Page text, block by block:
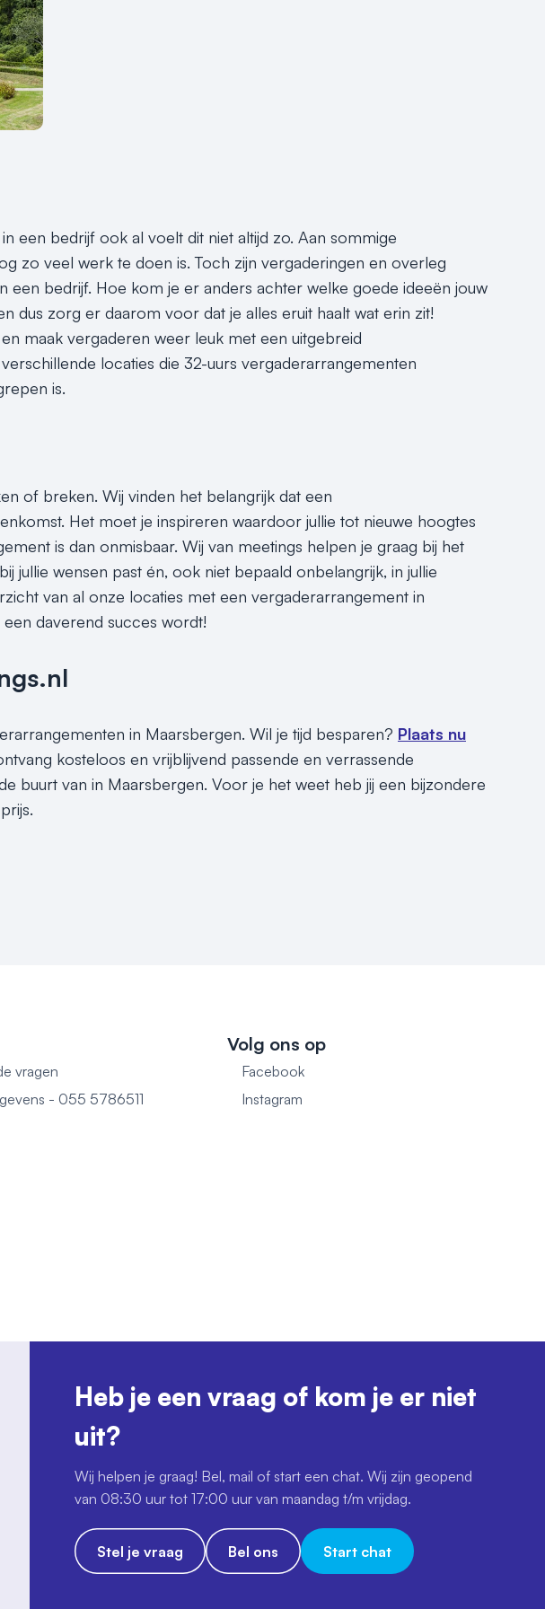
een bedrijf ook al voelt dit niet altijd zo. Aan sommige
zo veel werk te doen is. Toch zijn vergaderingen en overleg
bedrijf. Hoe kom je er anders achter welke goede ideeën jouw
dus zorg er daarom voor dat je alles eruit haalt wat erin zit!
maak vergaderen weer leuk met een uitgebreid
locaties die 32-uurs vergaderarrangementen
is.
of breken. Wij vinden het belangrijk dat een
Het moet je inspireren waardoor jullie tot nieuwe hoogtes
is dan onmisbaar. Wij van meetings helpen je graag bij het
jullie wensen past én, ook niet bepaald onbelangrijk, in jullie
van al onze locaties met een vergaderarrangement in
daverend succes wordt!
in Maarsbergen. Wil je tijd besparen? Plaats nu
kosteloos en vrijblijvend passende en verrassende
buurt van in Maarsbergen. Voor je het weet heb jij een bijzondere
vragen
- 055 5786511
Volg ons op
Facebook
Instagram
Heb je een vraag of kom je er niet
uit?
Wij helpen je graag! Bel, mail of start een chat. Wij zijn geopend
van 08:30 uur tot 17:00 uur van maandag t/m vrijdag.
Stel je vraag Bel ons Start chat